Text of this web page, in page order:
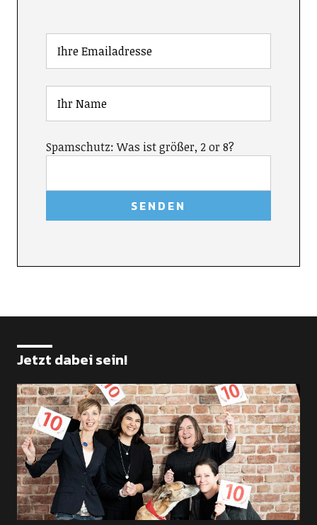
Spamschutz: Was ist größer, 2 or 8?
Jetzt dabei sein!